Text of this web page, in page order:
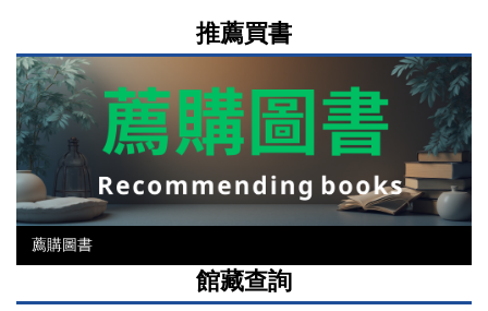
推薦買書
薦購圖書
館藏查詢